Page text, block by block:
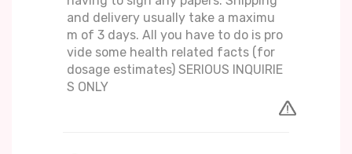
and delivery usually take a maximu
m of 3 days. All you have to do is pro
vide some health related facts (for
dosage estimates) SERIOUS INQUIRIE
S ONLY